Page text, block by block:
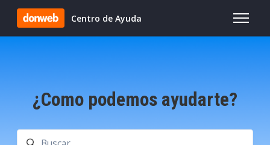
Saltar al contenido principal
Centro de Ayuda
Abrir/
¿Como podemos ayudarte?
Búsqueda